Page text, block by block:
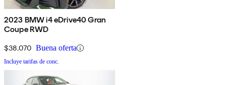
2023 BMW i4 eDrive40 Gran
Coupe RWD
$38,070 Buena oferta
Incluye tarifas de conc.